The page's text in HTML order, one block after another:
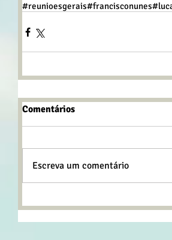
#reunioesgerais#francisconunes
Comentários
Escreva um comentário